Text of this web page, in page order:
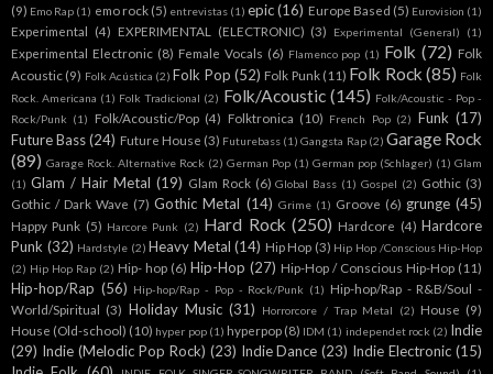
(9) Emo Rap (1) emo rock (5) entrevistas (1) epic (16) Europe Based (5) Eurovision (1)
Experimental (4) EXPERIMENTAL (ELECTRONIC) (3) Experimental (General) (1)
Experimental Electronic (8) Female Vocals (6) Flamenco pop (1) Folk (72) Folk
Acoustic (9) Folk Acústica (2) Folk Pop (52) Folk Punk (11) Folk Rock (85) Folk
Rock. Americana (1) Folk Tradicional (2) Folk/Acoustic (145) Folk/Acoustic - Pop -
Rock/Punk (1) Folk/Acoustic/Pop (4) Folktronica (10) French Pop (2) Funk (17)
Future Bass (24) Future House (3) Futurebass (1) Gangsta Rap (2) Garage Rock
(89) Garage Rock. Alternative Rock (2) German Pop (1) German pop (Schlager) (1) Glam
(1) Glam / Hair Metal (19) Glam Rock (6) Global Bass (1) Gospel (2) Gothic (3)
Gothic / Dark Wave (7) Gothic Metal (14) Grime (1) Groove (6) grunge (45)
Happy Punk (5) Harcore Punk (2) Hard Rock (250) Hardcore (4) Hardcore
Punk (32) Hardstyle (2) Heavy Metal (14) Hip Hop (3) Hip Hop /Conscious Hip-Hop
(2) Hip Hop Rap (2) Hip- hop (6) Hip-Hop (27) Hip-Hop / Conscious Hip-Hop (11)
Hip-hop/Rap (56) Hip-hop/Rap - Pop - Rock/Punk (1) Hip-hop/Rap - R&B/Soul -
World/Spiritual (3) Holiday Music (31) Horrorcore / Trap Metal (2) House (9)
House (Old-school) (10) hyper pop (1) hyperpop (8) IDM (1) independet rock (2) Indie
(29) Indie (Melodic Pop Rock) (23) Indie Dance (23) Indie Electronic (15)